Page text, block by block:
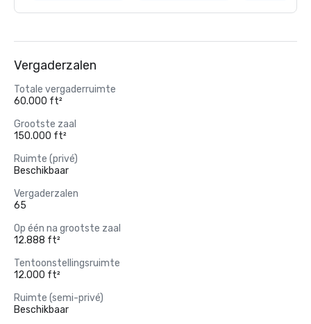
Vergaderzalen
Totale vergaderruimte
60.000 ft²
Grootste zaal
150.000 ft²
Ruimte (privé)
Beschikbaar
Vergaderzalen
65
Op één na grootste zaal
12.888 ft²
Tentoonstellingsruimte
12.000 ft²
Ruimte (semi-privé)
Beschikbaar